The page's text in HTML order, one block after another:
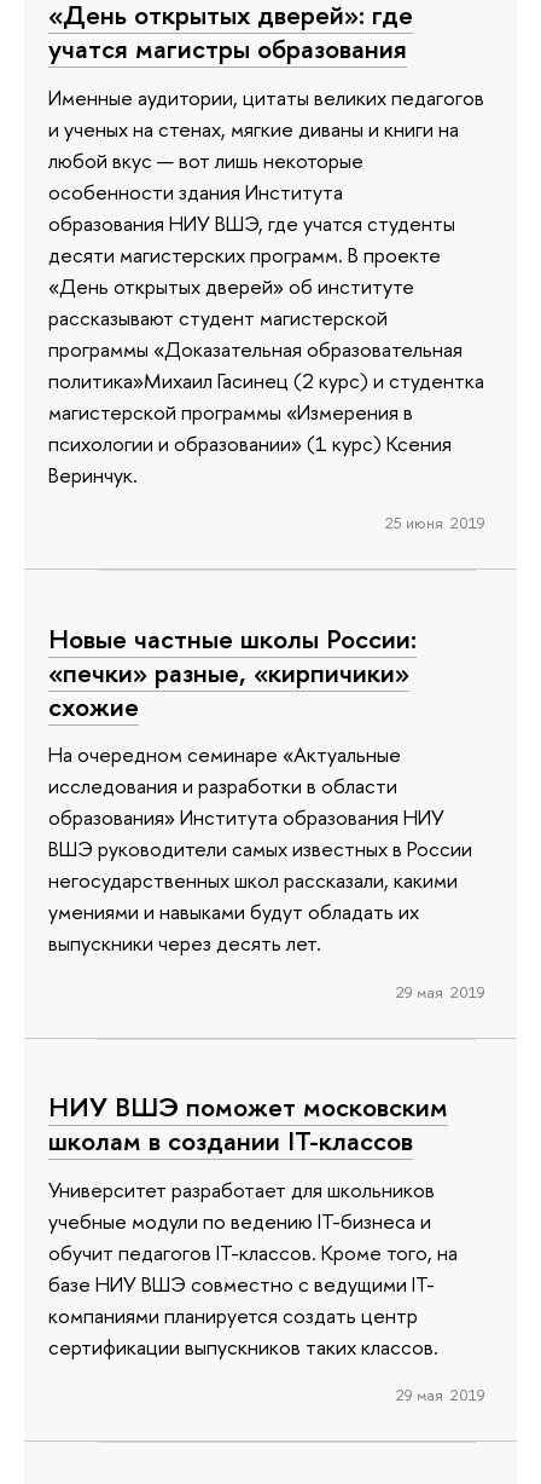
«День открытых дверей»: где
учатся магистры образования
Именные аудитории, цитаты великих педагогов
и ученых на стенах, мягкие диваны и книги на
любой вкус — вот лишь некоторые
особенности здания Института
образования НИУ ВШЭ, где учатся студенты
десяти магистерских программ. В проекте
«День открытых дверей» об институте
рассказывают студент магистерской
программы «Доказательная образовательная
политика»Михаил Гасинец (2 курс) и студентка
магистерской программы «Измерения в
психологии и образовании» (1 курс) Ксения
Веринчук.
25 июня 2019
Новые частные школы России:
«печки» разные, «кирпичики»
схожие
На очередном семинаре «Актуальные
исследования и разработки в области
образования» Института образования НИУ
ВШЭ руководители самых известных в России
негосударственных школ рассказали, какими
умениями и навыками будут обладать их
выпускники через десять лет.
29 мая 2019
НИУ ВШЭ поможет московским
школам в создании IT-классов
Университет разработает для школьников
учебные модули по ведению IT-бизнеса и
обучит педагогов IT-классов. Кроме того, на
базе НИУ ВШЭ совместно с ведущими IT-
компаниями планируется создать центр
сертификации выпускников таких классов.
29 мая 2019